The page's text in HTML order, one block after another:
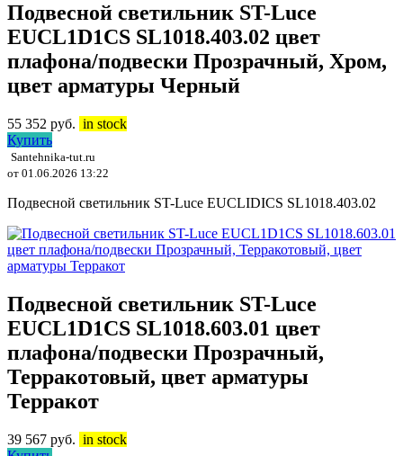
Подвесной светильник ST-Luce
EUCL1D1CS SL1018.403.02 цвет
плафона/подвески Прозрачный, Хром,
цвет арматуры Черный
55 352 руб. in stock
Купить
Santehnika-tut.ru
от 01.06.2026 13:22
Подвесной светильник ST-Luce EUCLIDICS SL1018.403.02
Подвесной светильник ST-Luce
EUCL1D1CS SL1018.603.01 цвет
плафона/подвески Прозрачный,
Терракотовый, цвет арматуры
Терракот
39 567 руб. in stock